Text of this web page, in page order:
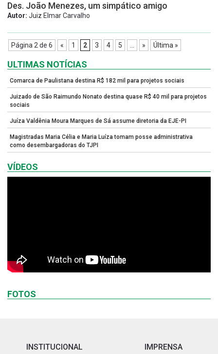
Des. João Menezes, um simpático amigo
Autor: Juiz Elmar Carvalho
Página 2 de 6 « 1 2 3 4 5 » Última »
ULTIMAS NOTÍCIAS
Comarca de Paulistana destina R$ 182 mil para projetos sociais
Juizado de São Raimundo Nonato destina quase R$ 40 mil para projetos
sociais
Juíza Valdênia Moura Marques de Sá assume diretoria da EJE-PI
Magistradas Maria Célia e Maria Luíza tomam posse administrativa
como desembargadoras do TJPI
VÍDEOS
FOTOS
INSTITUCIONAL IMPRENSA